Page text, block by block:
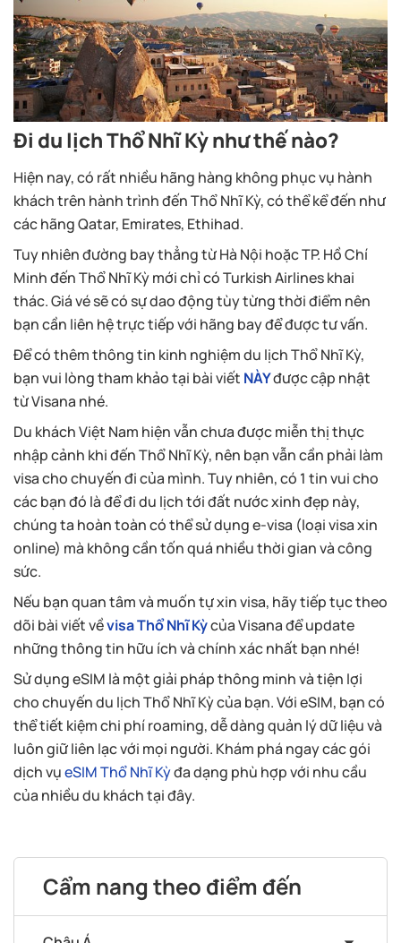
Đi du lịch Thổ Nhĩ Kỳ như thế nào?
Hiện nay, có rất nhiều hãng hàng không phục vụ hành
khách trên hành trình đến Thổ Nhĩ Kỳ, có thể kể đến như
các hãng Qatar, Emirates, Ethihad.
Tuy nhiên đường bay thẳng từ Hà Nội hoặc TP. Hồ Chí
Minh đến Thổ Nhĩ Kỳ mới chỉ có Turkish Airlines khai
thác. Giá vé sẽ có sự dao động tùy từng thời điểm nên
bạn cần liên hệ trực tiếp với hãng bay để được tư vấn.
Để có thêm thông tin kinh nghiệm du lịch Thổ Nhĩ Kỳ,
bạn vui lòng tham khảo tại bài viết NÀYđược cập nhật
từ Visana nhé.
Du khách Việt Nam hiện vẫn chưa được miễn thị thực
nhập cảnh khi đến Thổ Nhĩ Kỳ, nên bạn vẫn cần phải làm
visa cho chuyến đi của mình. Tuy nhiên, có 1 tin vui cho
các bạn đó là để đi du lịch tới đất nước xinh đẹp này,
chúng ta hoàn toàn có thể sử dụng e-visa (loại visa xin
online) mà không cần tốn quá nhiều thời gian và công
sức.
Nếu bạn quan tâm và muốn tự xin visa, hãy tiếp tục theo
dõi bài viết vềvisa Thổ Nhĩ Kỳcủa Visana để update
những thông tin hữu ích và chính xác nhất bạn nhé!
Sử dụng eSIM là một giải pháp thông minh và tiện lợi
cho chuyến du lịch Thổ Nhĩ Kỳ của bạn. Với eSIM, bạn có
thể tiết kiệm chi phí roaming, dễ dàng quản lý dữ liệu và
luôn giữ liên lạc với mọi người. Khám phá ngay các gói
dịch vụeSIM Thổ Nhĩ Kỳđa dạng phù hợp với nhu cầu
của nhiều du khách tại đây.
Cẩm nang theo điểm đến